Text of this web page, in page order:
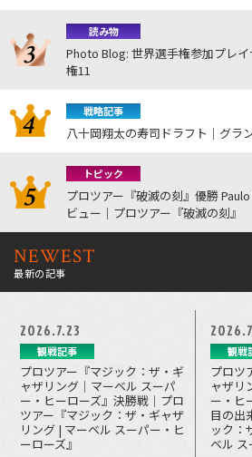
読み物
Photo Blog: 世界選手権参加プレ
権11
戦略記事
八十岡翔太の寿司ドラフト｜グラ
トピック
プロツアー『破滅の刻』優勝
ビュー｜プロツアー『破滅の刻』
NEWEST
最新の記事
2026.7.23
観戦記事
プロツアー『マジック：ザ・ギ
ャザリング｜マーベル スーパ
ー・ヒーローズ』決勝戦｜プロ
ツアー『マジック：ザ・ギャザ
リング | マーベル スーパー・ヒ
ーローズ』
観戦
プロツ
ャザリ
ー・ヒ
目の出
ック：
ベル ス